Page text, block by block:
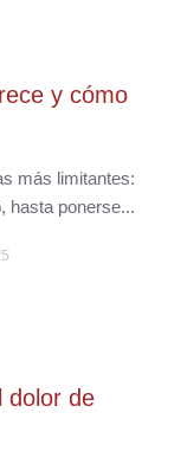
y cómo
más limitantes:
hasta ponerse...
dolor de